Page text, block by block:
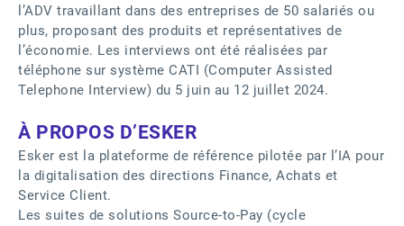
l’ADV travaillant dans des entreprises de 50 salariés ou
plus, proposant des produits et représentatives de
l’économie. Les interviews ont été réalisées par
téléphone sur système CATI (Computer Assisted
Telephone Interview) du 5 juin au 12 juillet 2024.
À PROPOS D’ESKER
Esker est la plateforme de référence pilotée par l’IA pour
la digitalisation des directions Finance, Achats et
Service Client.
Les suites de solutions Source-to-Pay (cycle